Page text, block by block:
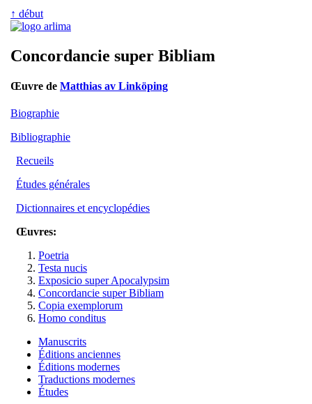
↑ début
Concordancie super Bibliam
Œuvre de Matthias av Linköping
Biographie
Bibliographie
Recueils
Études générales
Dictionnaires et encyclopédies
Œuvres:
Poetria
Testa nucis
Exposicio super Apocalypsim
Concordancie super Bibliam
Copia exemplorum
Homo conditus
Manuscrits
Éditions anciennes
Éditions modernes
Traductions modernes
Études